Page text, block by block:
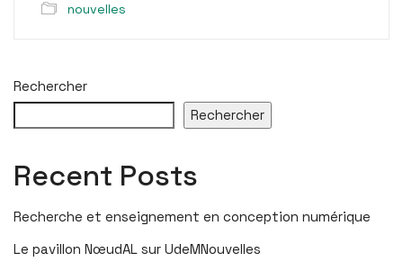
nouvelles
Rechercher
Rechercher
Recent Posts
Recherche et enseignement en conception numérique
Le pavillon NœudAL sur UdeMNouvelles